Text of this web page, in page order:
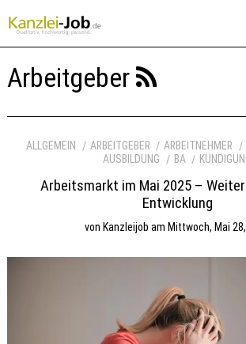
Arbeitgeber
ALLGEMEIN ARBEITGEBER ARBEITNEHMER
AUSBILDUNG
BA
Arbeitsmarkt im Mai 2025 –
Entwicklung
von Kanzleijob am Mittwoch, Mai